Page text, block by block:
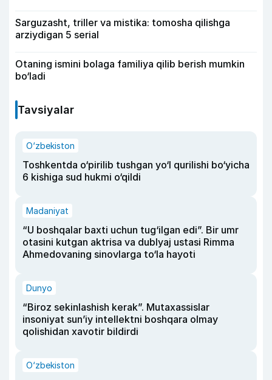
Sarguzasht, triller va mistika: tomosha qilishga
arziydigan 5 serial
Otaning ismini bolaga familiya qilib berish mumkin
bo‘ladi
Tavsiyalar
O‘zbekiston
Toshkentda o‘pirilib tushgan yo‘l qurilishi bo‘yicha
6 kishiga sud hukmi o‘qildi
Madaniyat
“U boshqalar baxti uchun tug‘ilgan edi”. Bir umr
otasini kutgan aktrisa va dublyaj ustasi Rimma
Ahmedovaning sinovlarga to‘la hayoti
Dunyo
“Biroz sekinlashish kerak”. Mutaxassislar
insoniyat sun’iy intellektni boshqara olmay
qolishidan xavotir bildirdi
O‘zbekiston